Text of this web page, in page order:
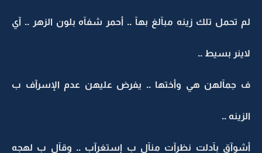
لم تحمل تلك زينه مبآلغ بهآ .. أحمر شفآه بلون الزهر .. آي
لاينر بسيط ..
ف جمآلهن هي وأختها .. يفرض عليهن عدم الإسرآف ب
الزينه ..
أشوآق بآدلت نظرآت منآل ب إستغرآب .. وقآل ب لهجه